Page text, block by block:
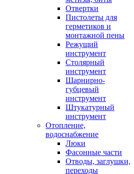
Отвертки
Пистолеты для
герметиков и
монтажной пены
Режущий
инструмент
Столярный
инструмент
Шарнирно-
губцевый
инструмент
Штукатурный
инструмент
Отопление,
водоснабжение
Люки
Фасонные части
Отводы, заглушки,
переходы